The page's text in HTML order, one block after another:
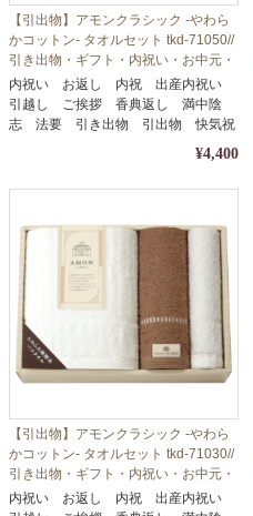
【引出物】アモンクラシック -やわら
かコットン- タオルセット tkd-71050//
引き出物・ギフト・内祝い・お中元・
お歳暮等に
内祝い お返し 内祝 出産内祝い
引越し ご挨拶 香典返し 満中陰
志 法要 引き出物 引出物 快気祝
¥4,400
【引出物】アモンクラシック -やわら
かコットン- タオルセット tkd-71030//
引き出物・ギフト・内祝い・お中元・
お歳暮等に
内祝い お返し 内祝 出産内祝い